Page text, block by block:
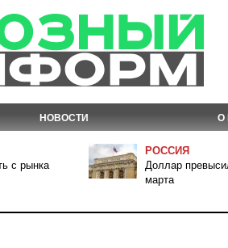
НОВОСТИ О
с рынка
РОССИЯ
Доллар
марта